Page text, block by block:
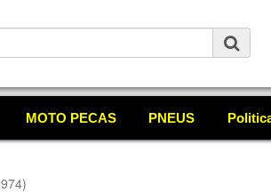
MOTO PECAS PNEUS